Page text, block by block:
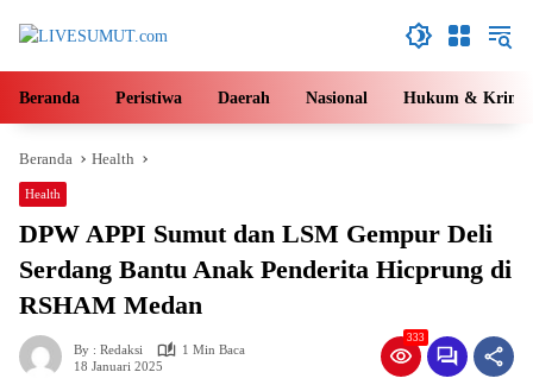
Beranda Peristiwa Daerah Nasional Hukum &
Beranda Health
Health
DPW APPI Sumut dan LSM Gempur Deli
Serdang Bantu Anak Penderita Hicprung di
RSHAM Medan
By : Redaksi
1 Min Baca
18 Januari 2025
333